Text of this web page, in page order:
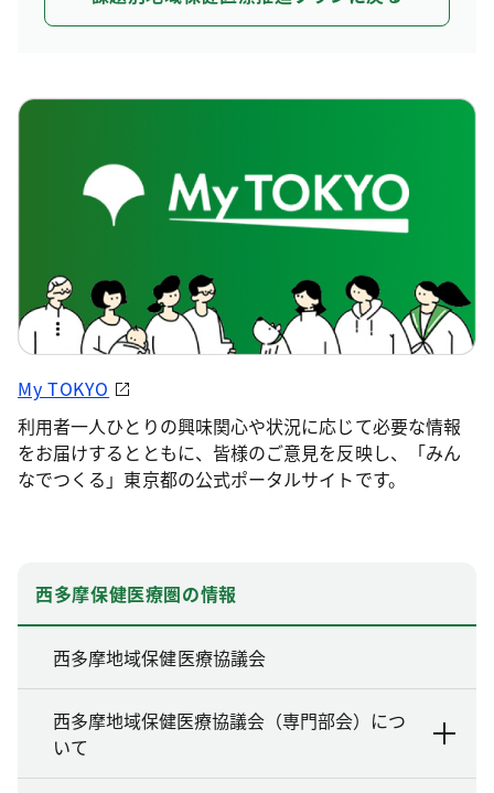
My TOKYO
利用者一人ひとりの興味関心や状況に応じて必要な情報
をお届けするとともに、皆様のご意見を反映し、「みん
なでつくる」東京都の公式ポータルサイトです。
西多摩保健医療圏の情報
西多摩地域保健医療協議会
西多摩地域保健医療協議会（専門部会）につ
いて